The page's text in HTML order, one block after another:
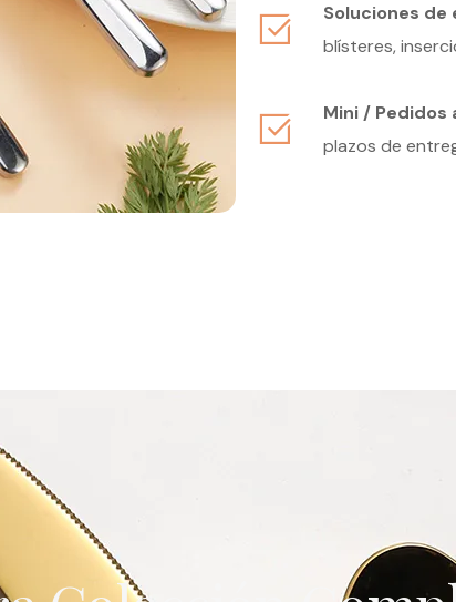
Soluciones de
blísteres,
Mini / Pedidos
plazos de